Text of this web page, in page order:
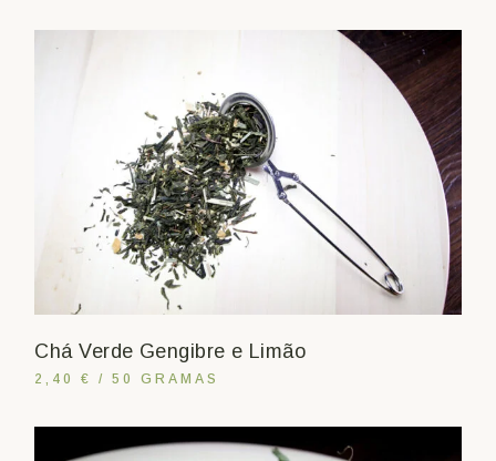
Chá Verde Gengibre e Limão
2,40 € / 50 GRAMAS